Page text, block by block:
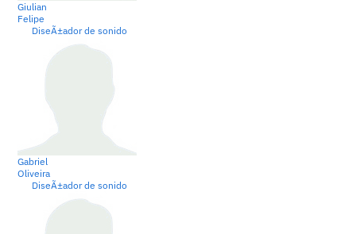
Giulian
Felipe
DiseÃ±ador de sonido
Gabriel
Oliveira
DiseÃ±ador de sonido